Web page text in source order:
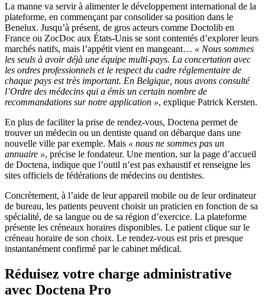
La manne va servir à alimenter le développement international de la
plateforme, en commençant par consolider sa position dans le
Benelux. Jusqu’à présent, de gros acteurs comme Doctolib en
France ou ZocDoc aux États-Unis se sont contentés d’explorer leurs
marchés natifs, mais l’appétit vient en mangeant… « Nous sommes
les seuls à avoir déjà une équipe multi-pays. La concertation avec
les ordres professionnels et le respect du cadre réglementaire de
chaque pays est très important. En Belgique, nous avons consulté
l’Ordre des médecins qui a émis un certain nombre de
recommandations sur notre application », explique Patrick Kersten.
En plus de faciliter la prise de rendez-vous, Doctena permet de
trouver un médecin ou un dentiste quand on débarque dans une
nouvelle ville par exemple. Mais « nous ne sommes pas un
annuaire », précise le fondateur. Une mention, sur la page d’accueil
de Doctena, indique que l’outil n’est pas exhaustif et renseigne les
sites officiels de fédérations de médecins ou dentistes.
Concrètement, à l’aide de leur appareil mobile ou de leur ordinateur
de bureau, les patients peuvent choisir un praticien en fonction de sa
spécialité, de sa langue ou de sa région d’exercice. La plateforme
présente les créneaux horaires disponibles. Le patient clique sur le
créneau horaire de son choix. Le rendez-vous est pris et presque
instantanément confirmé par le cabinet médical.
Réduisez votre charge administrative
avec Doctena Pro